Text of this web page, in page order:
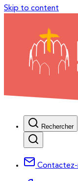
Skip to content
Rechercher
Contactez-